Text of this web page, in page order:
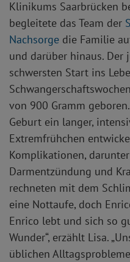
Klinikums Saarbrücken
begleitete das Team der
Nachsorge die Familie
und darüber hinaus. Der
schwersten Start ins
von 900 Gramm
Geburt ein langer,
Extremfrühchen
Komplikationen,
Darmentzündung und
rechneten mit dem
eine Nottaufe, doch
Enrico lebt und sich so
Wunder“, erzählt Lisa.
üblichen